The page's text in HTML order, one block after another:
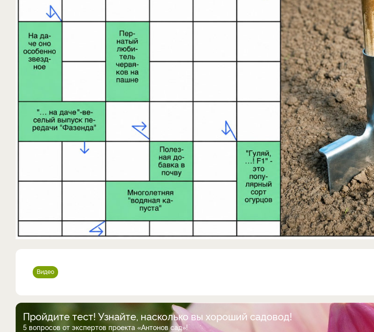
Видео
Пройдите тест! Узнайте, насколько вы хороший садовод!
5 вопросов от экспертов проекта «Антонов сад»!